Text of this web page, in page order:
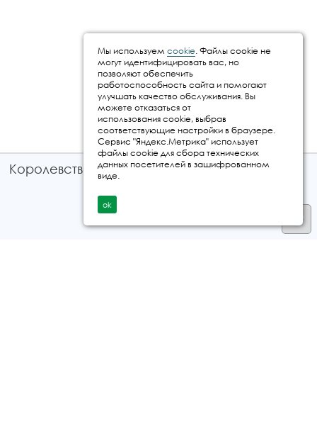
Королевство путешествий © 2026
Мы используем cookie. Файлы cookie не
могут идентифицировать вас, но
позволяют обеспечить
работоспособность сайта и помогают
улучшать качество обслуживания. Вы
можете отказаться от
использования cookie, выбрав
соответствующие настройки в браузере.
Сервис "Яндекс.Метрика" использует
файлы cookie для сбора технических
данных посетителей в зашифрованном
виде.
ok